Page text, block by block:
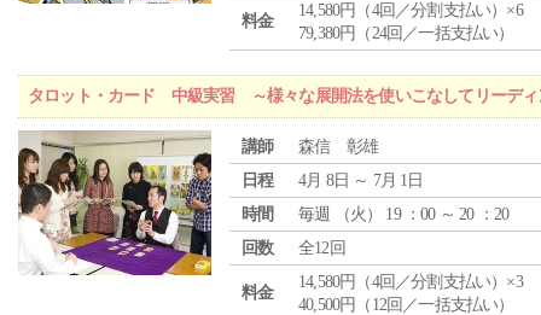
料金
14,580円（4回／分割支払い）×6
79,380円（24回／一括支払い）
タロット・カード 中級実習 ～様々な展開法を使いこなしてリーディ
講師
森信 彰雄
日程
4月 8日 ～ 7月 1日
時間
毎週 （火 ） 19 ：00 ～ 20 ：20
回数
全12回
料金
14,580円（4回／分割支払い）×3
40,500円（12回／一括支払い）